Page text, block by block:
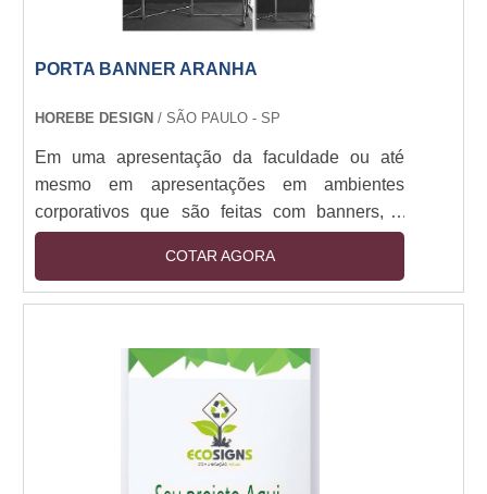
PORTA BANNER ARANHA
HOREBE DESIGN / SÃO PAULO - SP
Em uma apresentação da faculdade ou até
mesmo em apresentações em ambientes
corporativos que são feitas com banners, é
muito importante que algum adereço o segure
para que a pessoa responsável pela
apresentação consiga ficar livre para interagir
desenvolvidos equipamentos para ajudar nessa
tarefa. São chamados de porta banners. O porta
banner aranha é um tipo de tripé muito fácil de
ser montado e tran....
COTAR AGORA